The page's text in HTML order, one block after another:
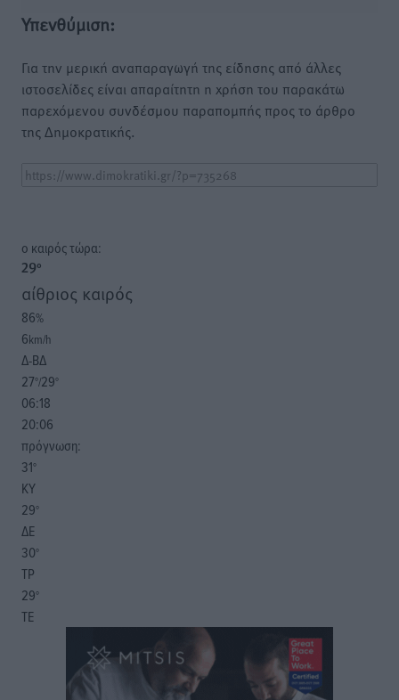
Υπενθύμιση:
Για την μερική αναπαραγωγή της είδησης από άλλες
ιστοσελίδες είναι απαραίτητη η χρήση του παρακάτω
παρεχόμενου συνδέσμου παραπομπής προς το άρθρο
της Δημοκρατικής.
o καιρός τώρα:
29°
αίθριος καιρός
86%
6km/h
Δ-ΒΔ
27°/29°
06:18
20:06
πρόγνωση:
31°
ΚΥ
29°
ΔΕ
30°
ΤΡ
29°
ΤΕ